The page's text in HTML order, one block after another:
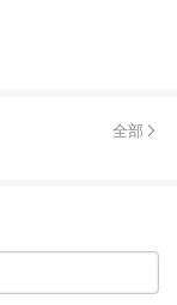
全部